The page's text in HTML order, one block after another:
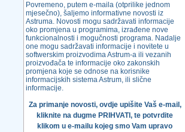
Povremeno, putem e-maila (otprilike jednom
mjesečno), šaljemo informativne novosti iz
Astruma. Novosti mogu sadržavati informacije
oko promjena u programima, izrađene nove
funkcionalnosti i mogučnosti programa. Nadalje
one mogu sadržavati informacije i novitete u
softwerskim proizvodima Astrum-a ili vezanih
proizvođača te informacije oko zakonskih
promjena koje se odnose na korisnike
informacijskih sistema Astrum, ili slične
informacije.
Za primanje novosti, ovdje upišite Vaš e-mail,
kliknite na dugme PRIHVATI, te potvrdite
klikom u e-mailu kojeg smo Vam upravo